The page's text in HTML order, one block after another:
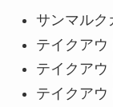
サンマルク
テイクアウ
テイクアウ
テイクアウ